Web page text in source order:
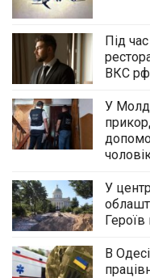
Під
ВКС
У
У
В